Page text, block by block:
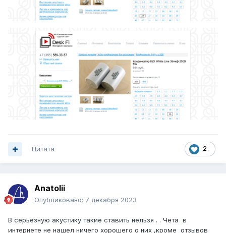
2
Цитата
Anatolii
Опубликовано: 7 декабря 2023
В серьезную акустику такие ставить нельзя . . Чета в
интернете не нашел ничего хорошего о них ,кроме отзывов